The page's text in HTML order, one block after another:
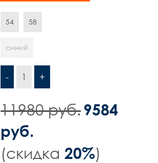
54 58
синий
- 1 +
11980 руб.9584
руб.
(cкидка 20%)